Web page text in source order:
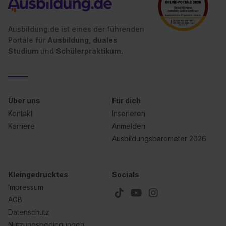
II). Du kannst die von dir erteilte Einwilligung jederzeit mit
Wirkung für die Zukunft ganz oder teilweise über unsere
Datenschutzerklärung unter dem Punkt „Datenschutz-
Einstellungen“ widerrufen. Weitere Informationen zu den
einzelnen Cookies findest du durch Klick auf „Details
Impressum
Ausbildung.de ist eines der führenden
Portale für Ausbildung, duales
Studium und Schülerpraktikum.
Über uns
Kontakt
Karriere
Für dich
Inserieren
Anmelden
Ausbildungsbarometer 2026
Kleingedrucktes
Impressum
AGB
Datenschutz
Socials